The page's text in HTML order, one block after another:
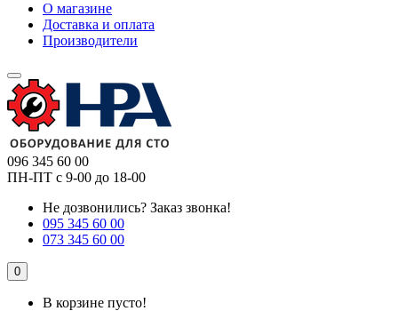
О магазине
Доставка и оплата
Производители
096 345 60 00
ПН-ПТ с 9-00 до 18-00
Не дозвонились? Заказ звонка!
095 345 60 00
073 345 60 00
0
В корзине пусто!